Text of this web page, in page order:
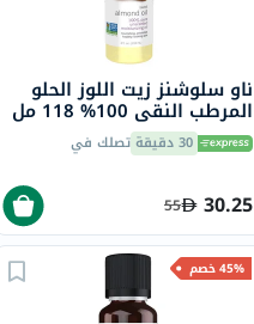
ناو سلوشنز زيت اللوز الحلو
المرطب النقي 100% 118 مل
30 دقيقة تصلك في
30.25
55
45% خصم